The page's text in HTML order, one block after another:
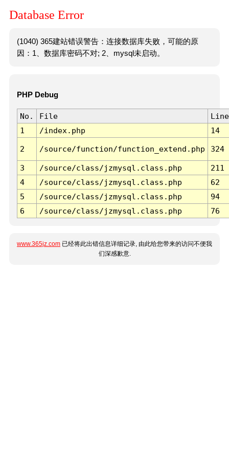
Database Error
(1040) 365建站错误警告：连接数据库失败，可能的原
因：1、数据库密码不对; 2、mysql未启动。
PHP Debug
No. File
Line
1
/index.php 14
2 /source/function/function_extend.php 324
3 /source/class/jzmysql.class.php
211
4
/source/class/jzmysql.class.php
62
5
/source/class/jzmysql.class.php
94
6
/source/class/jzmysql.class.php 76
www.365jz.com 已经将此出错信息详细记录, 由此给您带来的访问不便我
们深感歉意.